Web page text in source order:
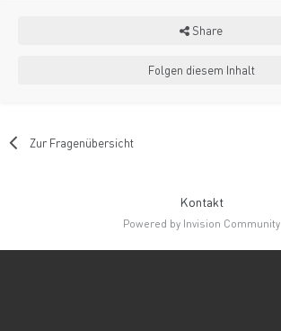
Share
Folgen diesem Inhalt
Zur Fragenübersicht
Kontakt
Powered by Invision Community